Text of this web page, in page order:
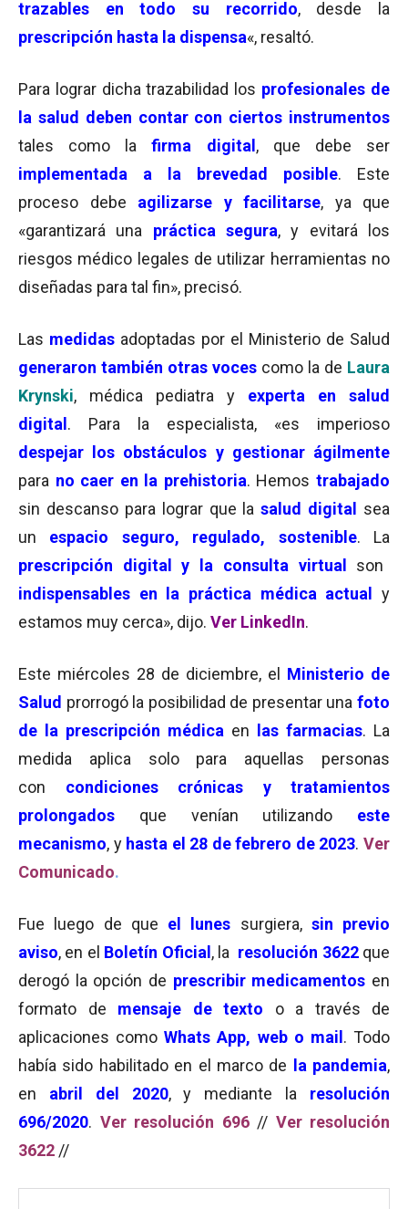
trazables en todo su recorrido, desde la
prescripción hasta la dispensa«, resaltó.
Para lograr dicha trazabilidad los profesionales de
la salud deben contar con ciertos instrumentos
tales como lafirma digital , que debe ser
implementada a la brevedad posible. Este
proceso debe agilizarse y facilitarse, ya que
«garantizará una práctica segura, y evitará los
riesgos médico legales de utilizar herramientas no
diseñadas para tal fin», precisó.
Las medidas adoptadas por el Ministerio de Salud
generaron también otras voces como la de Laura
Krynski, médica pediatra y experta en salud
digital . Para la especialista, «es imperioso
despejar los obstáculos y gestionar ágilmente
para no caer en la prehistoria. Hemostrabajado
sin descanso para lograr que lasalud digital
sea
un espacio seguro, regulado, sostenible. La
prescripción digital y la consulta virtual
son
indispensables en la práctica médica actual
y
estamos muy cerca», dijo. Ver LinkedIn.
Este miércoles 28 de diciembre, el Ministerio de
Salud prorrogó la posibilidad de presentar una foto
de la prescripción médica en las farmacias. La
medida aplica solo para aquellas personas
con
condiciones crónicas y tratamientos
prolongados que venían utilizando este
mecanismo, y hasta el 28 de febrero de 2023.Ver
Comunicado.
Fue luego de que el lunes surgiera, sin previo
aviso, en el Boletín Oficial , la resolución 3622 que
derogó la opción de prescribir medicamentos en
formato de mensaje de texto o a través de
aplicaciones comoWhats App, web o mail . Todo
había sido habilitado en el marco de
la pandemia,
en abril del 2020, y mediante la resolución
696/2020. Ver resolución 696// Ver resolución
3622 //